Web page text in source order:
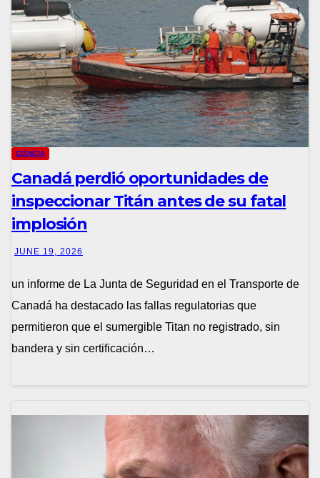
CIÉNCIA
Canadá perdió oportunidades de
inspeccionar Titán antes de su fatal
implosión
JUNE 19, 2026
un informe de La Junta de Seguridad en el Transporte de
Canadá ha destacado las fallas regulatorias que
permitieron que el sumergible Titan no registrado, sin
bandera y sin certificación…